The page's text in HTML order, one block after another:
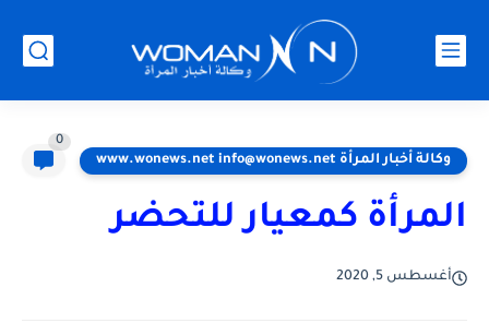
وكالة أخبار المرأة www.wonews.net info@wonews.net
0
المرأة كمعيار للتحضر
أغسطس 5, 2020